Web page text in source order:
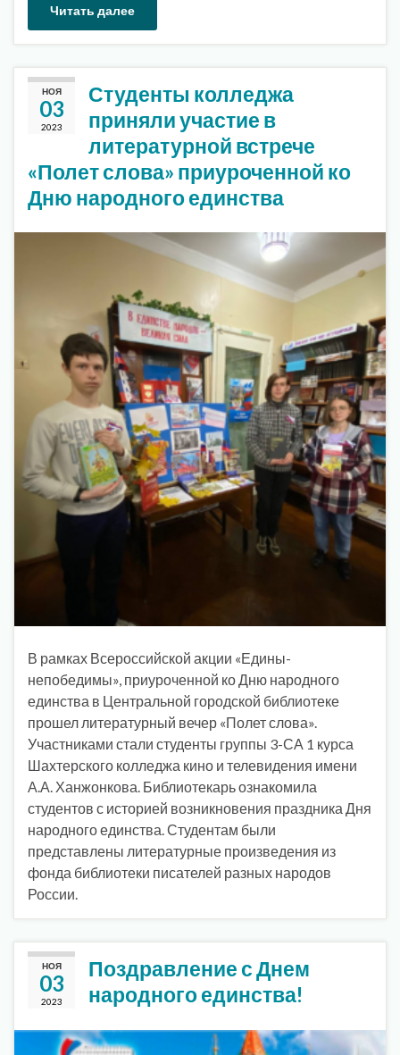
Читать далее
НОЯ
03
2023
Студенты колледжа
приняли участие в
литературной встрече
«Полет слова» приуроченной ко
Дню народного единства
В рамках Всероссийской акции «Едины-
непобедимы», приуроченной ко Дню народного
единства в Центральной городской библиотеке
прошел литературный вечер «Полет слова».
Участниками стали студенты группы 3-СА 1 курса
Шахтерского колледжа кино и телевидения имени
А.А. Ханжонкова. Библиотекарь ознакомила
студентов с историей возникновения праздника Дня
народного единства. Студентам были
представлены литературные произведения из
фонда библиотеки писателей разных народов
России.
НОЯ
03
2023
Поздравление с Днем
народного единства!